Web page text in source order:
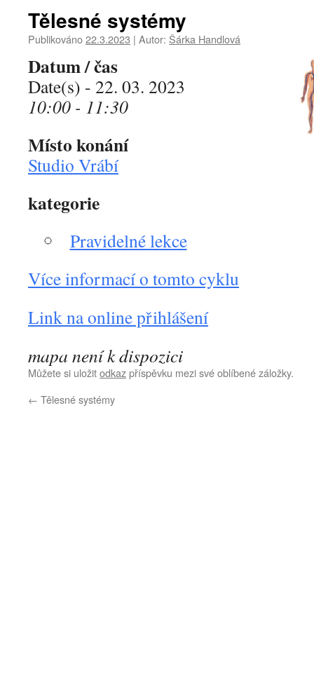
Tělesné systémy
Publikováno22.3.2023 | Autor: Šárka Handlová
Datum / čas
Date(s) - 22. 03. 2023
10:00 - 11:30
Místo konání
Studio Vrábí
kategorie
Pravidelné lekce
Více informací o tomto cyklu
Link na online přihlášení
mapa není k dispozici
Můžete si uložitodkazpříspěvku mezi své oblíbené záložky.
← Tělesné systémy